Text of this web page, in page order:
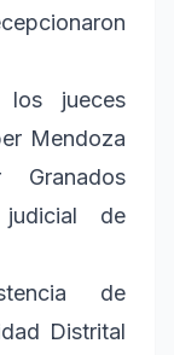
los jueces
Mendoza
judicial de
de
Distrital